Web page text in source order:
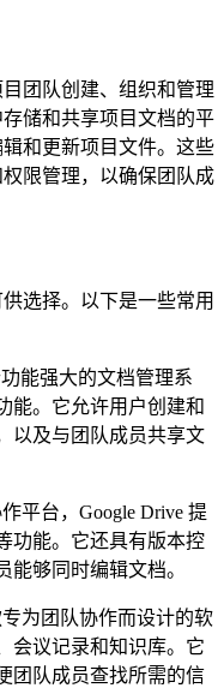
团队创建、组织和管理
储和共享项目文档的平
和更新项目文件。这些
限管理，以确保团队成
选择。以下是一些常用
功能强大的文档管理系
能。它允许用户创建和
以及与团队成员共享文
平台，Google Drive 提
功能。它还具有版本控
够同时编辑文档。
专为团队协作而设计的软
会议记录和知识库。它
团队成员查找所需的信